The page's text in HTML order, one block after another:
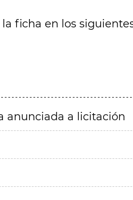
ficha en los
anunciada a licitación